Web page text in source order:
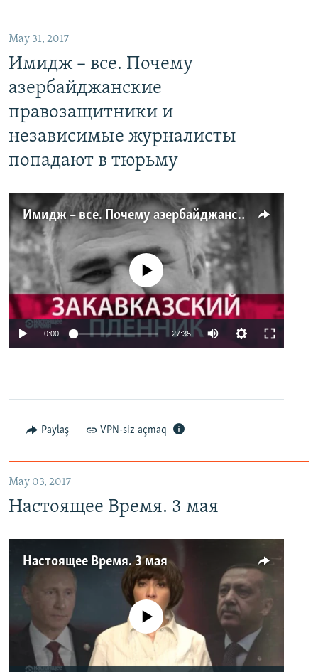
May 31, 2017
Имидж – все. Почему
азербайджанские
правозащитники и
независимые журналисты
попадают в тюрьму
Имидж – все. Почему азербайджанские правозащитники и независимые журналисты попадают в тюрьму
No media source currently available
0:00 27:35
Paylaş VPN-siz açmaq
May 03, 2017
Настоящее Время. 3 мая
Настоящее Время. 3 мая
No media source currently available